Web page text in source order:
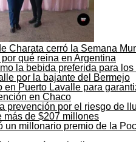
Charata cerró la Semana
la bebida preferida para
Puerto Lavalle para
prevención por el riesgo de
un millonario premio de la